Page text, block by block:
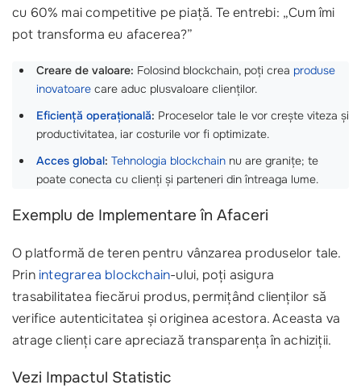
cu 60% mai competitive pe piață. Te entrebi: „Cum îmi
pot transforma eu afacerea?”
Creare de valoare: Folosind blockchain, poți crea produse
inovatoare care aduc plusvaloare clienților.
Eficiență operațională: Proceselor tale le vor crește viteza și
productivitatea, iar costurile vor fi optimizate.
Acces global: Tehnologia blockchain nu are granițe; te
poate conecta cu clienți și parteneri din întreaga lume.
Exemplu de Implementare în Afaceri
O platformă de teren pentru vânzarea produselor tale.
Prin integrarea blockchain-ului, poți asigura
trasabilitatea fiecărui produs, permițând clienților să
verifice autenticitatea și originea acestora. Aceasta va
atrage clienți care apreciază transparența în achiziții.
Vezi Impactul Statistic